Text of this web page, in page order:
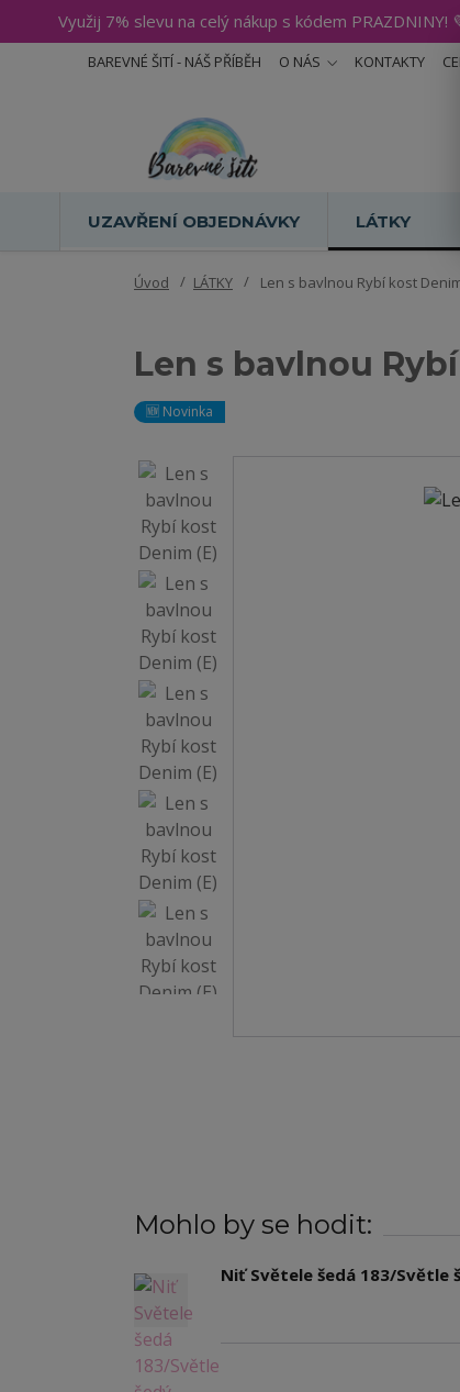
Využij 7% slevu na celý nákup s kódem
BAREVNÉ ŠITÍ - NÁŠ PŘÍBĚH O NÁS KONTAKTY
UZAVŘENÍ OBJEDNÁVKY LÁTKY
Úvod LÁTKY Len s bavlnou Rybí kost
Len s bavlnou
🆕 Novinka
Mohlo by se hodit:
Niť Světele šedá 183/Světle